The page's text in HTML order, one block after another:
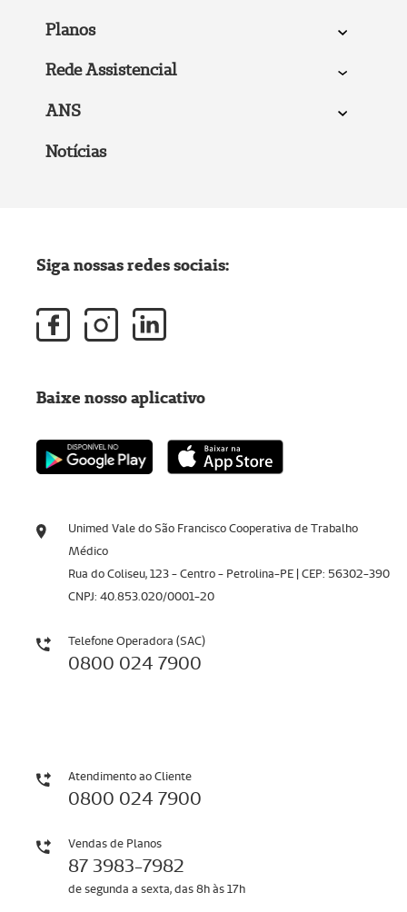
Planos
Rede Assistencial
ANS
Notícias
Unimed Vale do São Francisco Cooperativa de Trabalho
Médico
Rua do Coliseu, 123 - Centro - Petrolina-PE | CEP: 56302-390
CNPJ: 40.853.020/0001-20
Telefone Operadora (SAC)
0800 024 7900
Atendimento ao Cliente
0800 024 7900
Vendas de Planos
87 3983-7982
de segunda a sexta, das 8h às 17h
Siga nossas redes sociais:
Baixe nosso aplicativo